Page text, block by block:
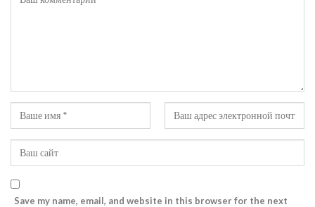
Save my name, email, and website in this browser for the next